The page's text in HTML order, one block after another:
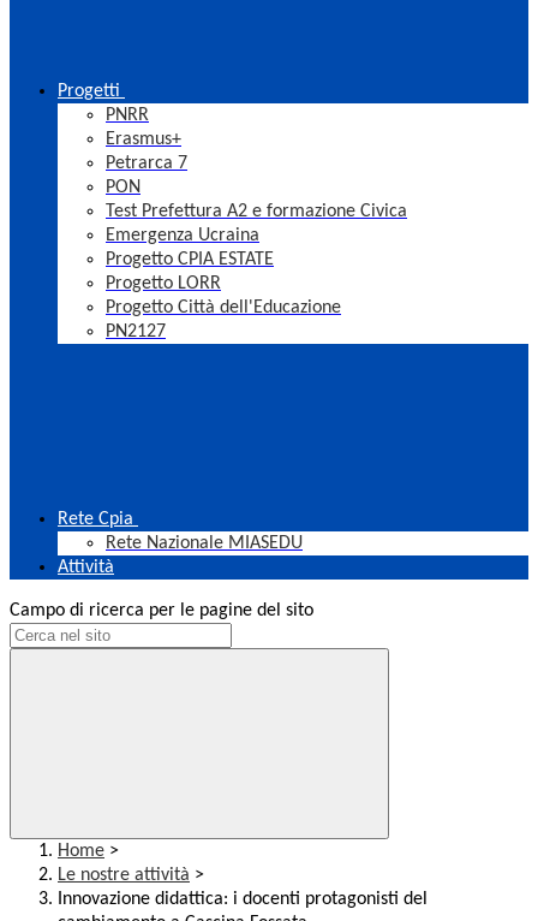
Progetti
PNRR
Erasmus+
Petrarca 7
PON
Test Prefettura A2 e formazione Civica
Emergenza Ucraina
Progetto CPIA ESTATE
Progetto LORR
Progetto Città dell'Educazione
PN2127
Rete Cpia
Rete Nazionale MIASEDU
Attività
Campo di ricerca per le pagine del sito
Home >
Le nostre attività >
Innovazione didattica: i docenti protagonisti del